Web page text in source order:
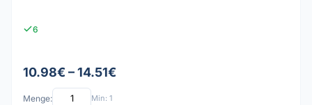
6
10.98€ – 14.51€
Menge: Min: 1